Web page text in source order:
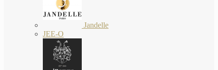
Jandelle
JEE-O